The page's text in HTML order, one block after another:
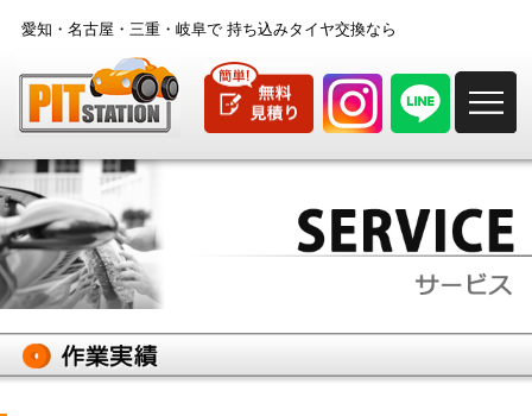
愛知・名古屋・三重・岐阜で持ち込みタイヤ交換なら